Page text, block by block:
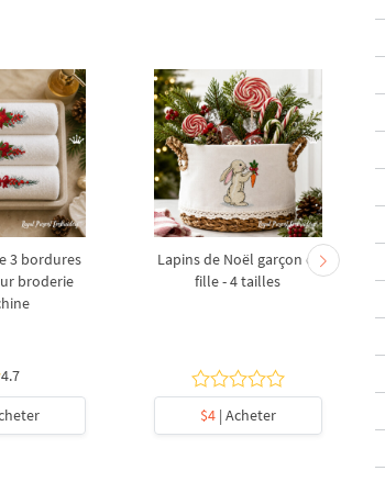
3 bordures
broderie
4.7
Lapins de Noël garçon et
fille - 4 tailles
$4| Acheter